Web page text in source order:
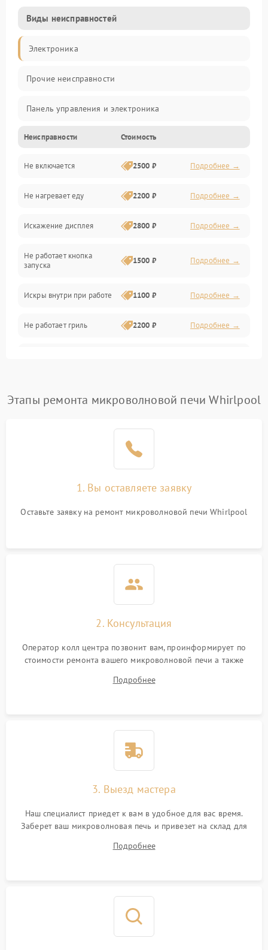
Виды неисправностей
Электроника
Прочие неисправности
Панель управления и электроника
Дверца и корпус
Механика и внутренние элементы
Механические повреждения
Питание и запуск
Нагрев и приготовление
Программное обеспечение
Неисправности Стоимость
Не включается 2500 ₽ Подробнее →
Не нагревает еду 2200 ₽ Подробнее →
Искажение дисплея 2800 ₽ Подробнее →
Не работает кнопка
запуска
1500 ₽ Подробнее →
Искры внутри при работе 1100 ₽ Подробнее →
Не работает гриль 2200 ₽ Подробнее →
Подробнее →
2200 ₽
Не работают сенсорные
1000 ₽
Этапы ремонта микроволновой печи Whirlpool
1. Вы оставляете заявку
Оставьте заявку на ремонт микроволновой печи Whirlpool
2. Консультация
Оператор колл центра позвонит вам, проинформирует по
стоимости ремонта вашего микроволновой печи а также
Подробнее
3. Выезд мастера
Наш специалист приедет к вам в удобное для вас время.
Заберет ваш микроволновая печь и привезет на склад для
Подробнее